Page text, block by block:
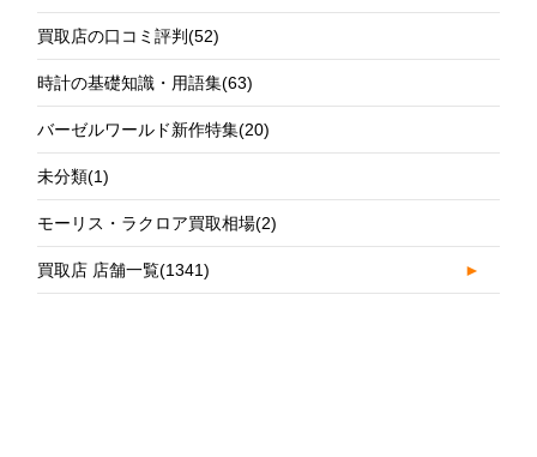
買取店の口コミ評判(52)
時計の基礎知識・用語集(63)
バーゼルワールド新作特集(20)
未分類(1)
モーリス・ラクロア買取相場(2)
買取店 店舗一覧(1341) ►